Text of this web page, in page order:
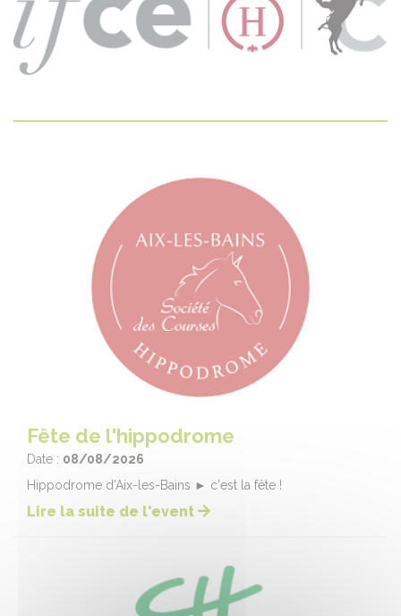
Fête de l'hippodrome
Date : 08/08/2026
Hippodrome d'Aix-les-Bains ► c'est la fête !
Lire la suite de l'event